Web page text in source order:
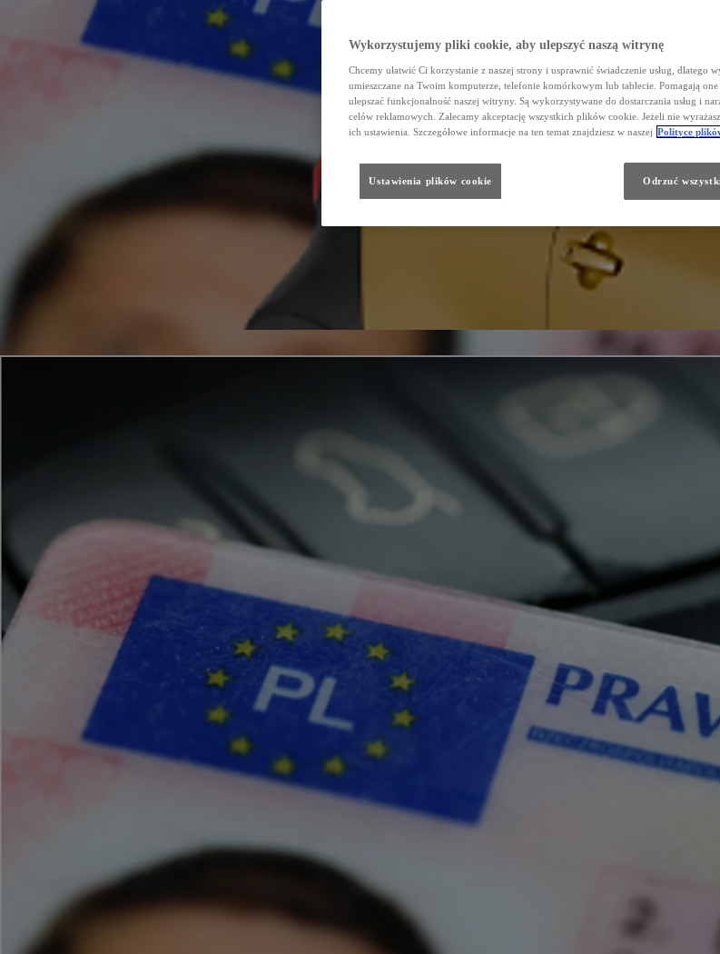
Wykorzystujemy pliki cookie, aby ulepszyć naszą witrynę
Chcemy ułatwić Ci korzystanie z naszej strony i usprawnić świadczenie usług, dlatego
umieszczane na Twoim komputerze, telefonie komórkowym lub tablecie. Pomagają
ulepszać funkcjonalność naszej witryny. Są wykorzystywane do dostarczania usług i
celów reklamowych. Zalecamy akceptację wszystkich plików cookie. Jeżeli nie
ich ustawienia. Szczegółowe informacje na ten temat znajdziesz w naszej Polityce
Odrzuć
Ustawienia plików cookie